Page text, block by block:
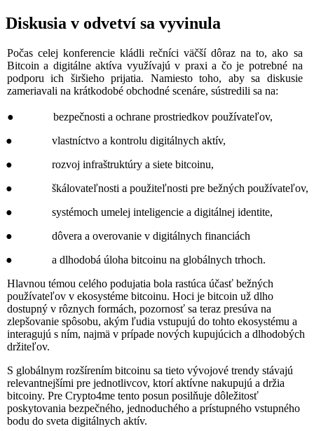
Diskusia v odvetví sa vyvinula
Počas celej konferencie kládli rečníci väčší dôraz na to, ako sa
Bitcoin a digitálne aktíva využívajú v praxi a čo je potrebné na
podporu ich širšieho prijatia. Namiesto toho, aby sa diskusie
zameriavali na krátkodobé obchodné scenáre, sústredili sa na:
● bezpečnosti a ochrane prostriedkov používateľov,
● vlastníctvo a kontrolu digitálnych aktív,
● rozvoj infraštruktúry a siete bitcoinu,
● škálovateľnosti a použiteľnosti pre bežných používateľov,
● systémoch umelej inteligencie a digitálnej identite,
● dôvera a overovanie v digitálnych financiách
● a dlhodobá úloha bitcoinu na globálnych trhoch.
Hlavnou témou celého podujatia bola rastúca účasť bežných
používateľov v ekosystéme bitcoinu. Hoci je bitcoin už dlho
dostupný v rôznych formách, pozornosť sa teraz presúva na
zlepšovanie spôsobu, akým ľudia vstupujú do tohto ekosystému a
interagujú s ním, najmä v prípade nových kupujúcich a dlhodobých
držiteľov.
S globálnym rozšírením bitcoinu sa tieto vývojové trendy stávajú
relevantnejšími pre jednotlivcov, ktorí aktívne nakupujú a držia
bitcoiny. Pre Crypto4me tento posun posilňuje dôležitosť
poskytovania bezpečného, jednoduchého a prístupného vstupného
bodu do sveta digitálnych aktív.